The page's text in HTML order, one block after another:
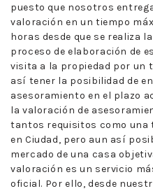
puesto que nosotros
valoración en un tiempo
horas desde que se realiza
proceso de elaboración de
visita a la propiedad por un
así tener la posibilidad de
asesoramiento en el plazo
la valoración de
tantos requisitos como una
en Ciudad, pero aun así
mercado de una casa
valoración es un servicio
oficial. Por ello, desde